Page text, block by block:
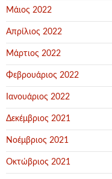
Μάιος 2022
Απρίλιος 2022
Μάρτιος 2022
Φεβρουάριος 2022
Ιανουάριος 2022
Δεκέμβριος 2021
Νοέμβριος 2021
Οκτώβριος 2021